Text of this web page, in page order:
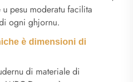
pesu moderatu facilita
ogni ghjornu.
è dimensioni di
di materiale di